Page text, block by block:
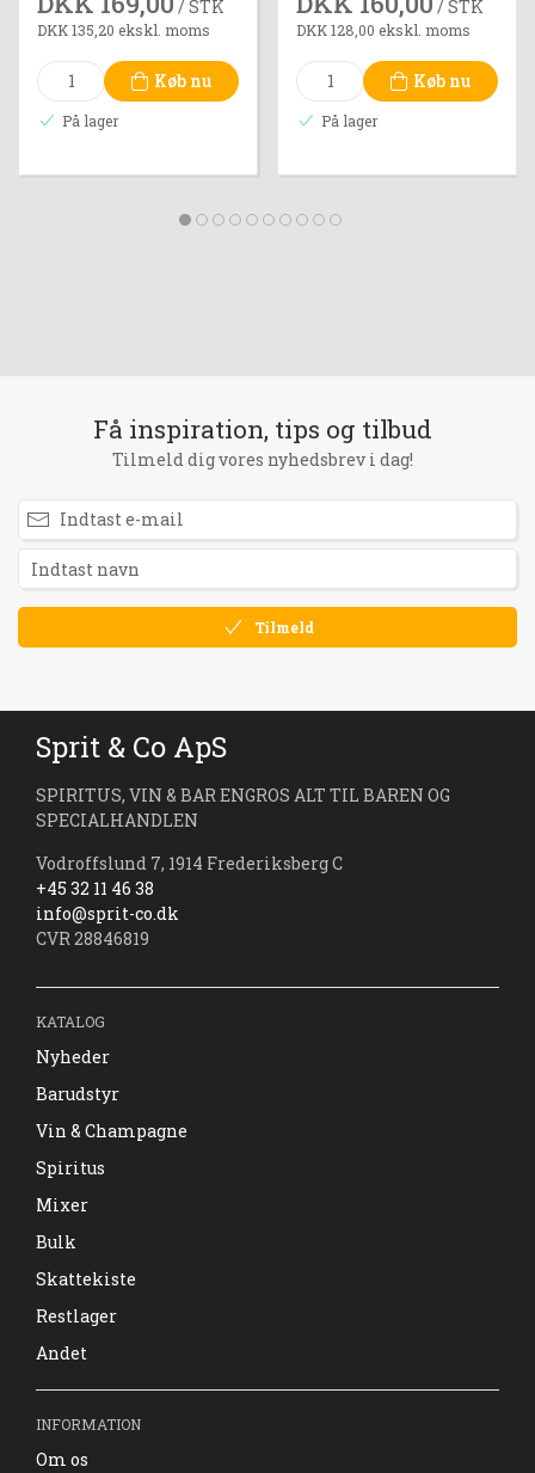
/ STK
DKK 135,20 ekskl. moms
Køb nu
På lager
/ STK
DKK 128,00 ekskl. moms
Køb nu
På lager
Få inspiration, tips og tilbud
Tilmeld dig vores nyhedsbrev i dag!
Tilmeld
Sprit & Co ApS
SPIRITUS, VIN & BAR ENGROS ALT TIL BAREN OG
SPECIALHANDLEN
Vodroffslund 7, 1914 Frederiksberg C
+45 32 11 46 38
info@sprit-co.dk
CVR 28846819
KATALOG
Nyheder
Barudstyr
Vin & Champagne
Spiritus
Mixer
Bulk
Skattekiste
Restlager
Andet
INFORMATION
Om os